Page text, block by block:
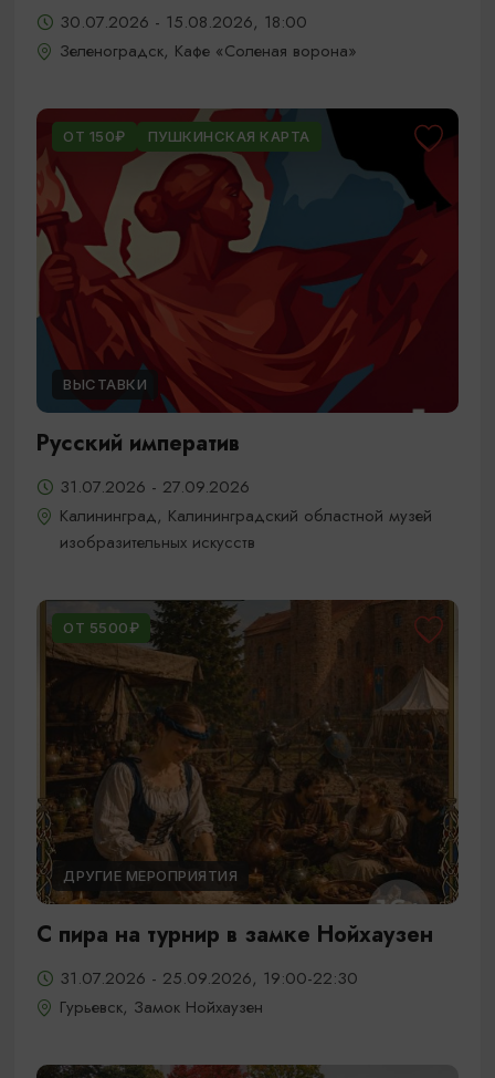
30.07.2026 - 15.08.2026, 18:00
Зеленоградск, Кафе «Соленая ворона»
ОТ 150₽ ПУШКИНСКАЯ КАРТА
ВЫСТАВКИ
Русский императив
31.07.2026 - 27.09.2026
Калининград, Калининградский областной музей
изобразительных искусств
ОТ 5500₽
ДРУГИЕ МЕРОПРИЯТИЯ
С пира на турнир в замке Нойхаузен
31.07.2026 - 25.09.2026, 19:00-22:30
Гурьевск, Замок Нойхаузен